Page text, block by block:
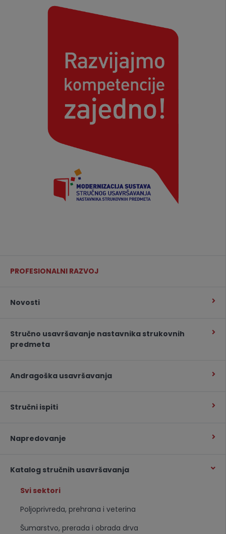
PROFESIONALNI RAZVOJ
Novosti
Stručno usavršavanje nastavnika strukovnih
predmeta
Andragoška usavršavanja
Stručni ispiti
Napredovanje
Katalog stručnih usavršavanja
Svi sektori
Poljoprivreda, prehrana i veterina
Šumarstvo, prerada i obrada drva